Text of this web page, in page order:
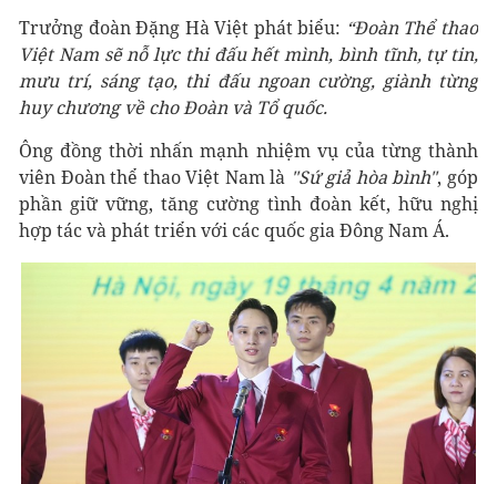
Trưởng đoàn Đặng Hà Việt phát biểu: “Đoàn Thể thao
Việt Nam sẽ nỗ lực thi đấu hết mình, bình tĩnh, tự tin,
mưu trí, sáng tạo, thi đấu ngoan cường, giành từng
huy chương về cho Đoàn và Tổ quốc.
Ông đồng thời nhấn mạnh nhiệm vụ của từng thành
viên Đoàn thể thao Việt Nam là "Sứ giả hòa bình", góp
phần giữ vững, tăng cường tình đoàn kết, hữu nghị
hợp tác và phát triển với các quốc gia Đông Nam Á.